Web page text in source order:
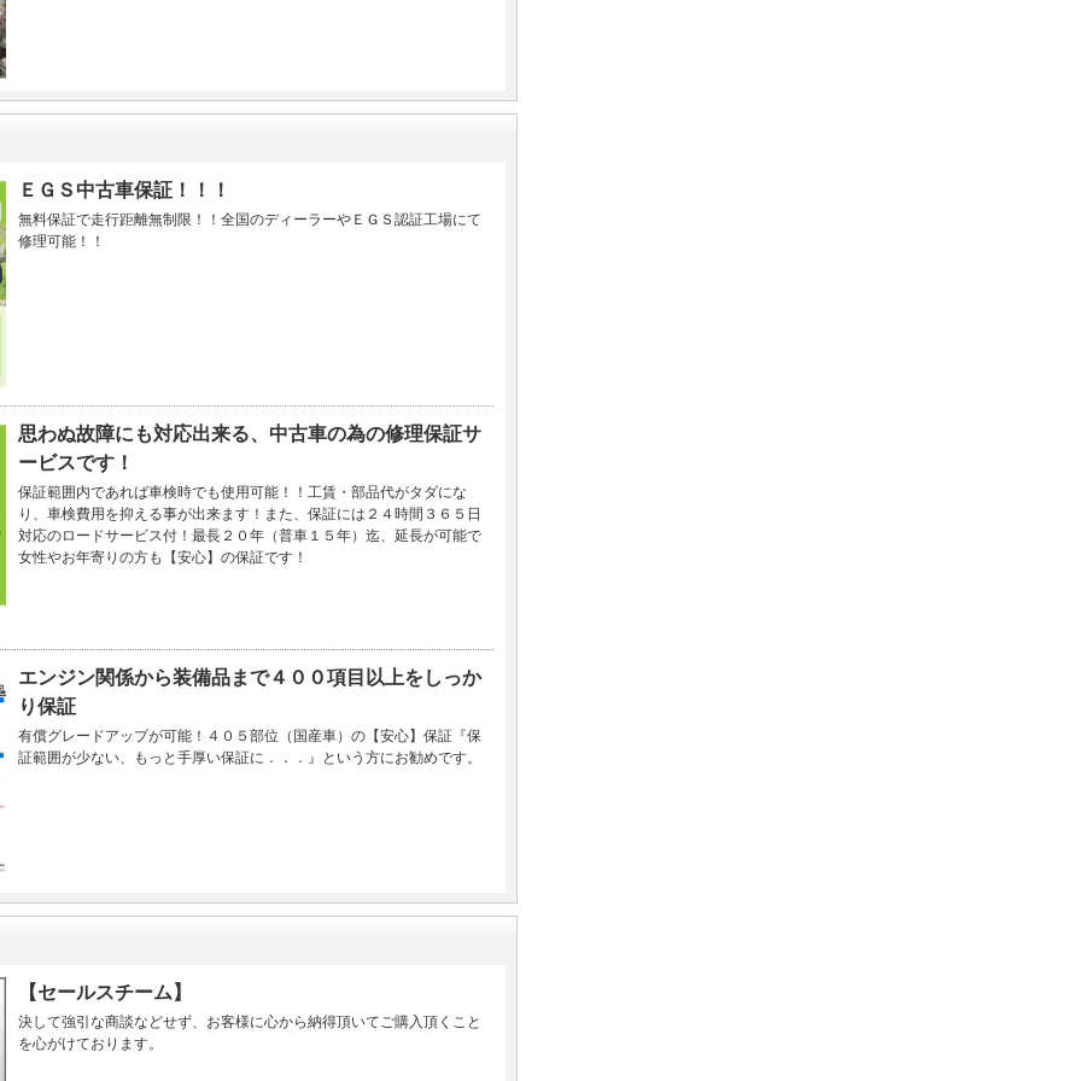
ＥＧＳ中古車保証！！！
無料保証で走行距離無制限！！全国のディーラーやＥＧＳ認証工場にて
修理可能！！
思わぬ故障にも対応出来る、中古車の為の修理保証サ
ービスです！
保証範囲内であれば車検時でも使用可能！！工賃・部品代がタダにな
り、車検費用を抑える事が出来ます！また、保証には２４時間３６５日
対応のロードサービス付！最長２０年（普車１５年）迄、延長が可能で
女性やお年寄りの方も【安心】の保証です！
エンジン関係から装備品まで４００項目以上をしっか
り保証
有償グレードアップが可能！４０５部位（国産車）の【安心】保証『保
証範囲が少ない、もっと手厚い保証に．．．』という方にお勧めです。
【セールスチーム】
決して強引な商談などせず、お客様に心から納得頂いてご購入頂くこと
を心がけております。